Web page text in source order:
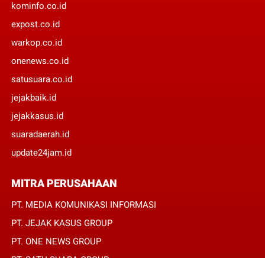
kominfo.co.id
expost.co.id
warkop.co.id
onenews.co.id
satusuara.co.id
jejakbaik.id
jejakkasus.id
suaradaerah.id
update24jam.id
MITRA PERUSAHAAN
PT. MEDIA KOMUNIKASI INFORMASI
PT. JEJAK KASUS GROUP
PT. ONE NEWS GROUP